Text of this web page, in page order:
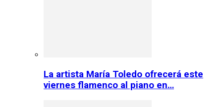
La artista María Toledo ofrecerá este
viernes flamenco al piano en…